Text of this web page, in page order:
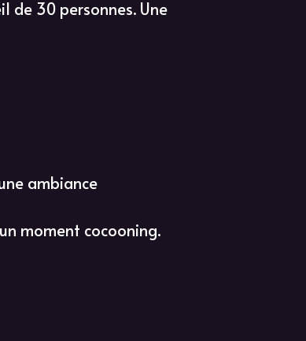
de 30 personnes. Une
ambiance
moment cocooning.